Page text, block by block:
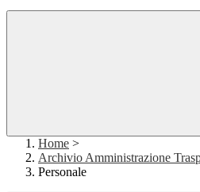
Home >
Archivio Amministrazione
Personale